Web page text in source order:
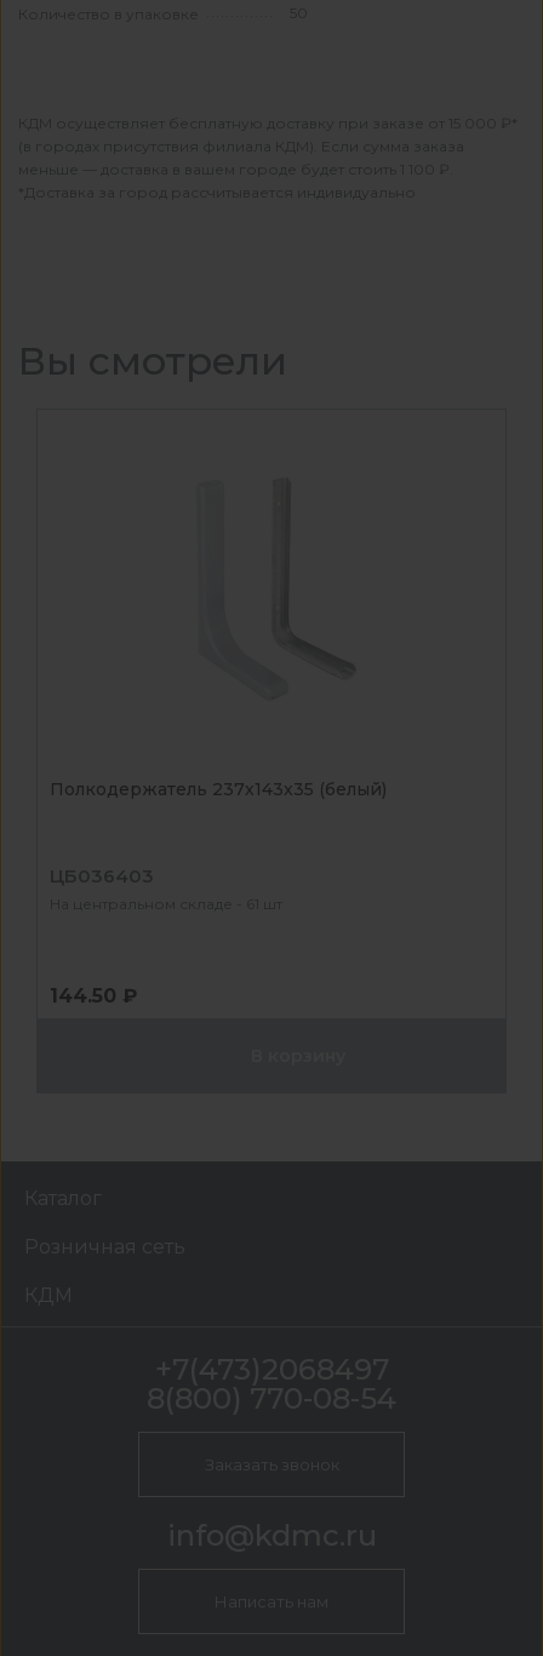
Количество в упаковке 50
КДМ осуществляет бесплатную доставку при заказе от 15 000 ₽*
(в городах присутствия филиала КДМ). Если сумма заказа
меньше — доставка в вашем городе будет стоить 1 100 ₽.
*Доставка за город рассчитывается индивидуально
Вы смотрели
Полкодержатель 237х143х35 (белый)
ЦБ036403
На центральном складе - 61 шт
144.50 ₽
Каталог
Розничная сеть
КДМ
+7(473)2068497
8(800) 770-08-54
Заказать звонок
info@kdmc.ru
Написать нам